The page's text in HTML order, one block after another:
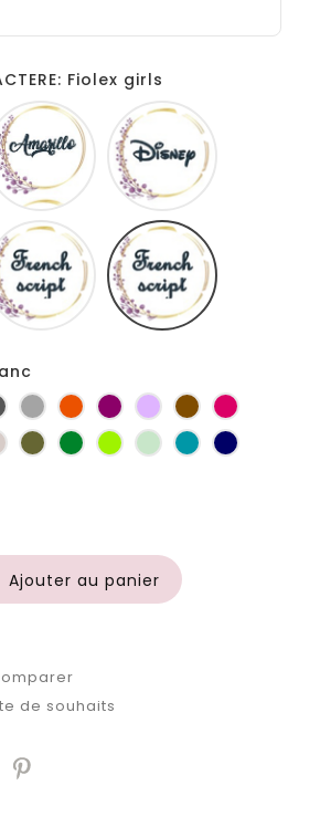
Fiolex girls
Amarillo
French
script
Gris
foncé
Gris
clair
Orange
PruneLilasMarronFuchsia
FicelleKaki Vert
bouteille
Anis Vert
d'eau
Turquoise
Marine
Ajouter au panier
de souhaits